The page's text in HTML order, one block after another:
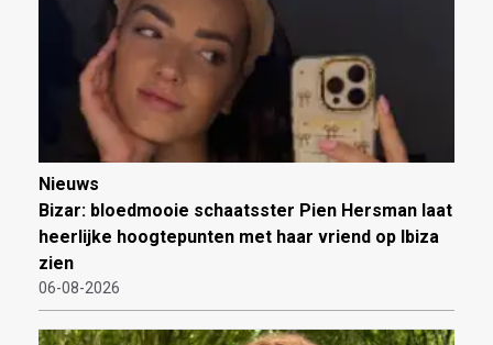
Nieuws
Bizar: bloedmooie schaatsster Pien Hersman laat
heerlijke hoogtepunten met haar vriend op Ibiza
zien
06-08-2026